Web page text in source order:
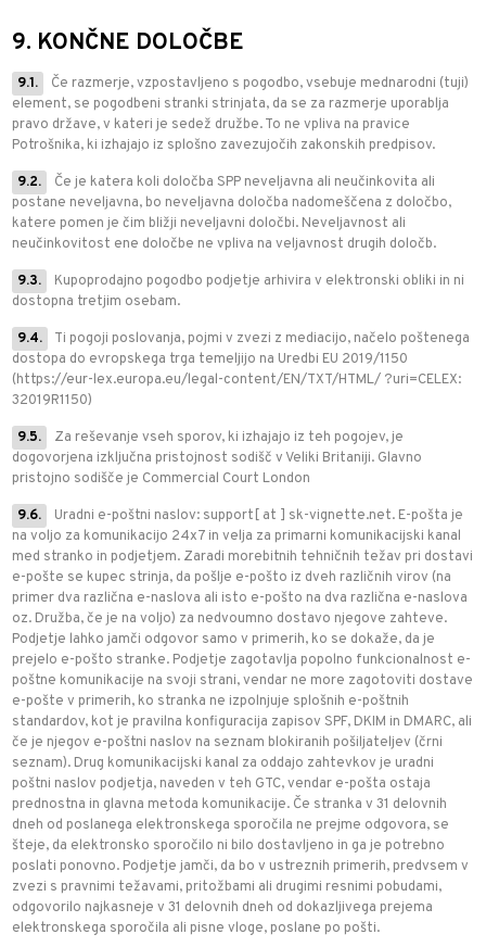
9. KONČNE DOLOČBE
9.1.
Če razmerje, vzpostavljeno s pogodbo, vsebuje mednarodni (tuji)
element, se pogodbeni stranki strinjata, da se za razmerje uporablja
pravo države, v kateri je sedež družbe. To ne vpliva na pravice
Potrošnika, ki izhajajo iz splošno zavezujočih zakonskih predpisov.
9.2.
Če je katera koli določba SPP neveljavna ali neučinkovita ali
postane neveljavna, bo neveljavna določba nadomeščena z določbo,
katere pomen je čim bližji neveljavni določbi. Neveljavnost ali
neučinkovitost ene določbe ne vpliva na veljavnost drugih določb.
9.3.
Kupoprodajno pogodbo podjetje arhivira v elektronski obliki in ni
dostopna tretjim osebam.
9.4.
Ti pogoji poslovanja, pojmi v zvezi z mediacijo, načelo poštenega
dostopa do evropskega trga temeljijo na Uredbi EU 2019/1150
(https://eur-lex.europa.eu/legal-content/EN/TXT/HTML/ ?uri=CELEX:
32019R1150)
9.5.
Za reševanje vseh sporov, ki izhajajo iz teh pogojev, je
dogovorjena izključna pristojnost sodišč v Veliki Britaniji. Glavno
pristojno sodišče je Commercial Court London
9.6.
Uradni e-poštni naslov: support[ at ] sk-vignette.net. E-pošta je
na voljo za komunikacijo 24x7 in velja za primarni komunikacijski kanal
med stranko in podjetjem. Zaradi morebitnih tehničnih težav pri dostavi
e-pošte se kupec strinja, da pošlje e-pošto iz dveh različnih virov (na
primer dva različna e-naslova ali isto e-pošto na dva različna e-naslova
oz. Družba, če je na voljo) za nedvoumno dostavo njegove zahteve.
Podjetje lahko jamči odgovor samo v primerih, ko se dokaže, da je
prejelo e-pošto stranke. Podjetje zagotavlja popolno funkcionalnost e-
poštne komunikacije na svoji strani, vendar ne more zagotoviti dostave
e-pošte v primerih, ko stranka ne izpolnjuje splošnih e-poštnih
standardov, kot je pravilna konfiguracija zapisov SPF, DKIM in DMARC, ali
če je njegov e-poštni naslov na seznam blokiranih pošiljateljev (črni
seznam). Drug komunikacijski kanal za oddajo zahtevkov je uradni
poštni naslov podjetja, naveden v teh GTC, vendar e-pošta ostaja
prednostna in glavna metoda komunikacije. Če stranka v 31 delovnih
dneh od poslanega elektronskega sporočila ne prejme odgovora, se
šteje, da elektronsko sporočilo ni bilo dostavljeno in ga je potrebno
poslati ponovno. Podjetje jamči, da bo v ustreznih primerih, predvsem v
zvezi s pravnimi težavami, pritožbami ali drugimi resnimi pobudami,
odgovorilo najkasneje v 31 delovnih dneh od dokazljivega prejema
elektronskega sporočila ali pisne vloge, poslane po pošti.